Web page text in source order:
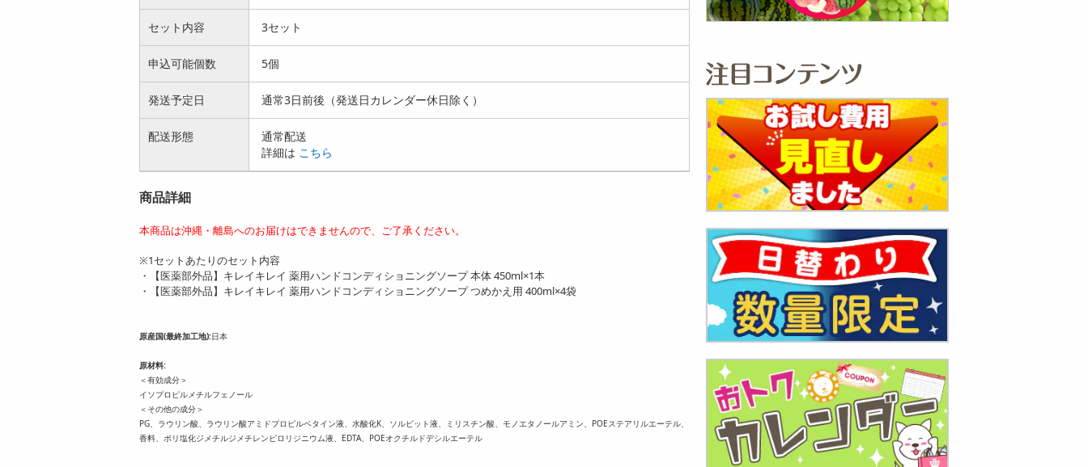
セット内容 3セット
申込可能個数 5個
発送予定日 通常3日前後（発送日カレンダー休日除く）
配送形態
通常配送
詳細は こちら
商品詳細
本商品は沖縄・離島へのお届けはできませんので、ご了承ください。
※1セットあたりのセット内容
・【医薬部外品】キレイキレイ 薬用ハンドコンディショニングソープ 本体 450ml×1本
・【医薬部外品】キレイキレイ 薬用ハンドコンディショニングソープ つめかえ用 400ml×4袋
原産国(最終加工地):日本
原材料:
＜有効成分＞
イソプロピルメチルフェノール
＜その他の成分＞
PG、ラウリン酸、ラウリン酸アミドプロピルベタイン液、水酸化K、ソルビット液、ミリスチン酸、モノエタノールアミン、POEステアリルエーテル、
香料、ポリ塩化ジメチルジメチレンピロリジニウム液、EDTA、POEオクチルドデシルエーテル